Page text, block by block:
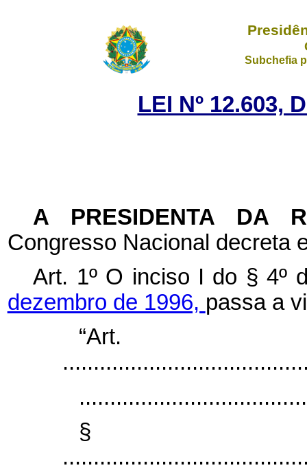
Subchefia
LEI Nº 12.603,
A PRESIDENTA DA
Congresso Nacional decreta
Art. 1º O inciso I do § 4º
dezembro de 1996, passa a
§